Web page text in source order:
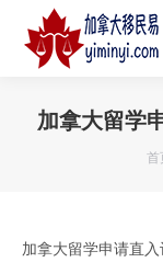
加拿大留学
首
加拿大留学申请直入